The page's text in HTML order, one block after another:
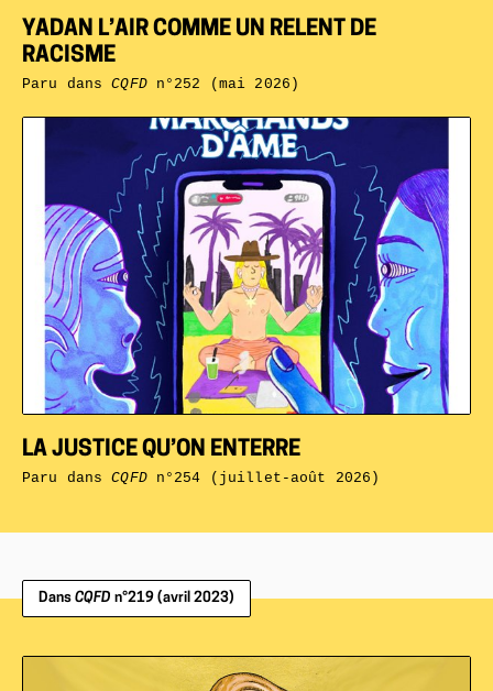
LA JUSTICE QU’ON ENTERRE
Paru dansCQFDn°254 (juillet-août 2026)
YADAN L’AIR COMME UN RELENT DE
RACISME
Paru dansCQFDn°252 (mai 2026)
Dans CQFD n°219 (avril 2023)